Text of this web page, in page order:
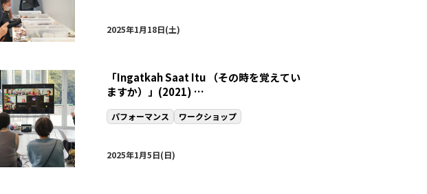
2025年1月18日(土)
「Ingatkah Saat Itu （その時を覚えてい
ますか）」(2021)
ディアリタ合唱団とティンティン・ウリア
による参加型パフォーマンス&ワークショ
パフォーマンス ワークショップ
2025年1月5日(日)